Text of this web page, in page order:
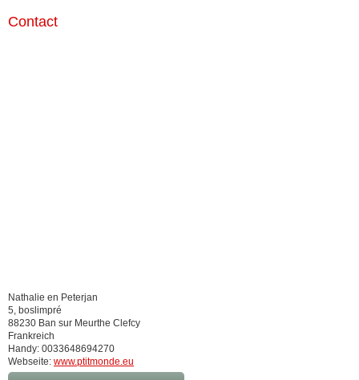
Contact
Nathalie en Peterjan
5, boslimpré
88230 Ban sur Meurthe Clefcy
Frankreich
Handy: 0033648694270
Webseite: www.ptitmonde.eu